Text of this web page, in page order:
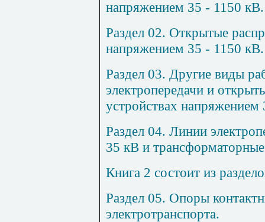
напряжением 35 - 1150 кВ.
Раздел 02. Открытые
напряжением 35 - 1150 кВ.
Раздел 03. Другие виды
электропередачи и
устройствах
Раздел 04. Линии
35 кВ и
Книга 2 состоит из
Раздел 05. Опоры
электротранспорта.